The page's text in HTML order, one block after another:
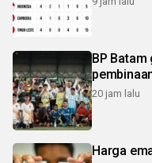
BP Batam
20 jam lalu
Harga